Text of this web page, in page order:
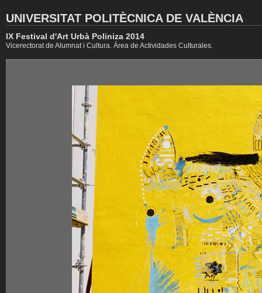
UNIVERSITAT POLITÈCNICA DE VALÈNCIA
IX Festival d'Art Urbà Poliniza 2014
Vicerectorat de Alumnat i Cultura. Área de Actividades Culturales.